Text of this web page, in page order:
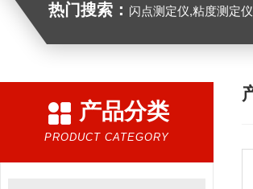
热门搜索： 闪点测定仪,粘度测定
产品分类
PRODUCT CATEGORY